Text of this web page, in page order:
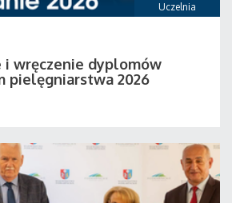
Uczelnia
i wręczenie dyplomów
pielęgniarstwa 2026